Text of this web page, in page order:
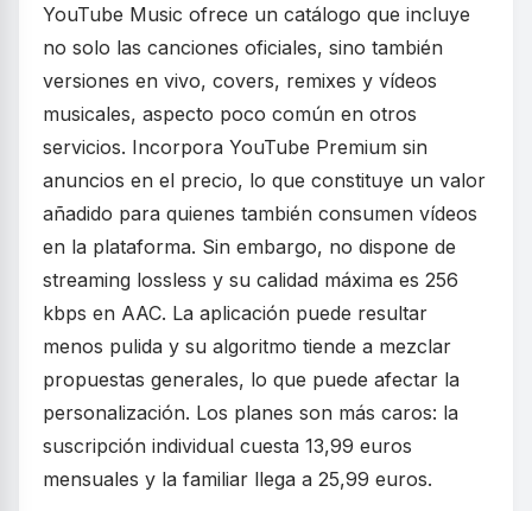
YouTube Music ofrece un catálogo que incluye
no solo las canciones oficiales, sino también
versiones en vivo, covers, remixes y vídeos
musicales, aspecto poco común en otros
servicios. Incorpora YouTube Premium sin
anuncios en el precio, lo que constituye un valor
añadido para quienes también consumen vídeos
en la plataforma. Sin embargo, no dispone de
streaming lossless y su calidad máxima es 256
kbps en AAC. La aplicación puede resultar
menos pulida y su algoritmo tiende a mezclar
propuestas generales, lo que puede afectar la
personalización. Los planes son más caros: la
suscripción individual cuesta 13,99 euros
mensuales y la familiar llega a 25,99 euros.